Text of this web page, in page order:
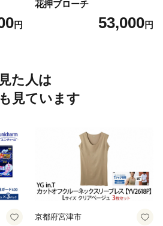
円
花押ブローチ
53,000円
た人は
見ています
京都府宮津市